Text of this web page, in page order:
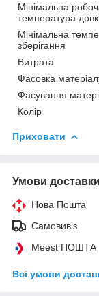
Мінімальна
температура
Мінімальна
зберігання
Витрата
Фасовка
Фасування
Колір
Приховати
Умови доставки
Нова Пошта
Самовивіз
Meest ПОШТА
Всі умови